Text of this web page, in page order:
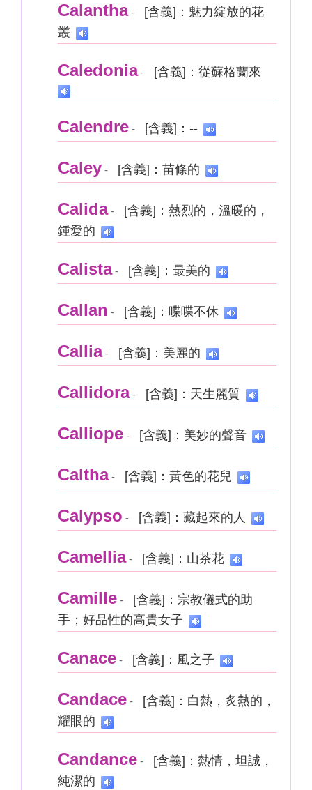
Calantha-
[含義]：魅力綻放的花
叢
Caledonia- [含義]：從蘇格蘭來
Calendre - [含義]：--
Caley - [含義]：苗條的
Calida-
[含義]：熱烈的，溫暖的，
鍾愛的
Calista- [含義]：最美的
Callan - [含義]：喋喋不休
Callia- [含義]：美麗的
Callidora- [含義]：天生麗質
Calliope - [含義]：美妙的聲音
Caltha- [含義]：黃色的花兒
Calypso - [含義]：藏起來的人
Camellia- [含義]：山茶花
Camille -
[含義]：宗教儀式的助
手；好品性的高貴女子
Canace - [含義]：風之子
Candace -
[含義]：白熱，炙熱的，
耀眼的
Candance -
[含義]：熱情，坦誠，
純潔的